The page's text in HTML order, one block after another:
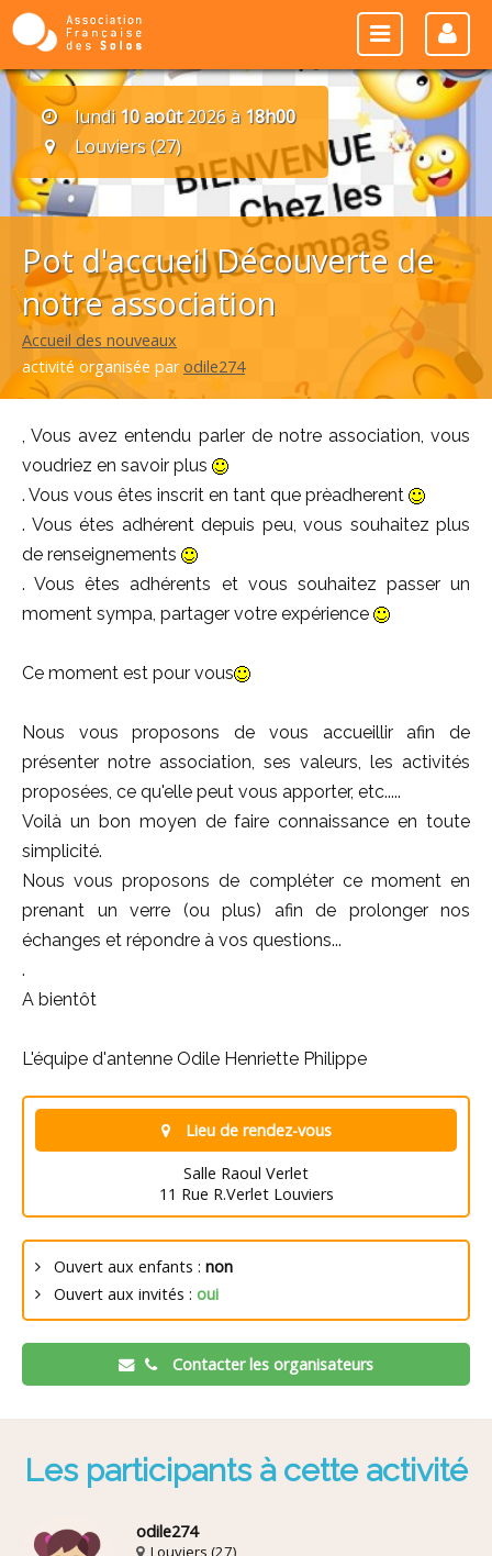
lundi 10 août2026 à 18h00
Louviers (27)
Pot d'accueil Découverte de
notre association
Accueil des nouveaux
activité organisée parodile274
, Vous avez entendu parler de notre association, vous
voudriez en savoir plus
. Vous vous êtes inscrit en tant que prèadherent
. Vous étes adhérent depuis peu, vous souhaitez plus
de renseignements
. Vous êtes adhérents et vous souhaitez passer un
moment sympa, partager votre expérience
Ce moment est pour vous
Nous vous proposons de vous accueillir afin de
présenter notre association, ses valeurs, les activités
proposées, ce qu'elle peut vous apporter, etc.....
Voilà un bon moyen de faire connaissance en toute
simplicité.
Nous vous proposons de compléter ce moment en
prenant un verre (ou plus) afin de prolonger nos
échanges et répondre à vos questions...
.
A bientôt
L'équipe d'antenne Odile Henriette Philippe
Lieu de rendez-vous
Salle Raoul Verlet
11 Rue R.Verlet Louviers
Ouvert aux enfants : non
Ouvert aux invités : oui
Contacter les organisateurs
Les participants à cette activité
odile274
Louviers (27)